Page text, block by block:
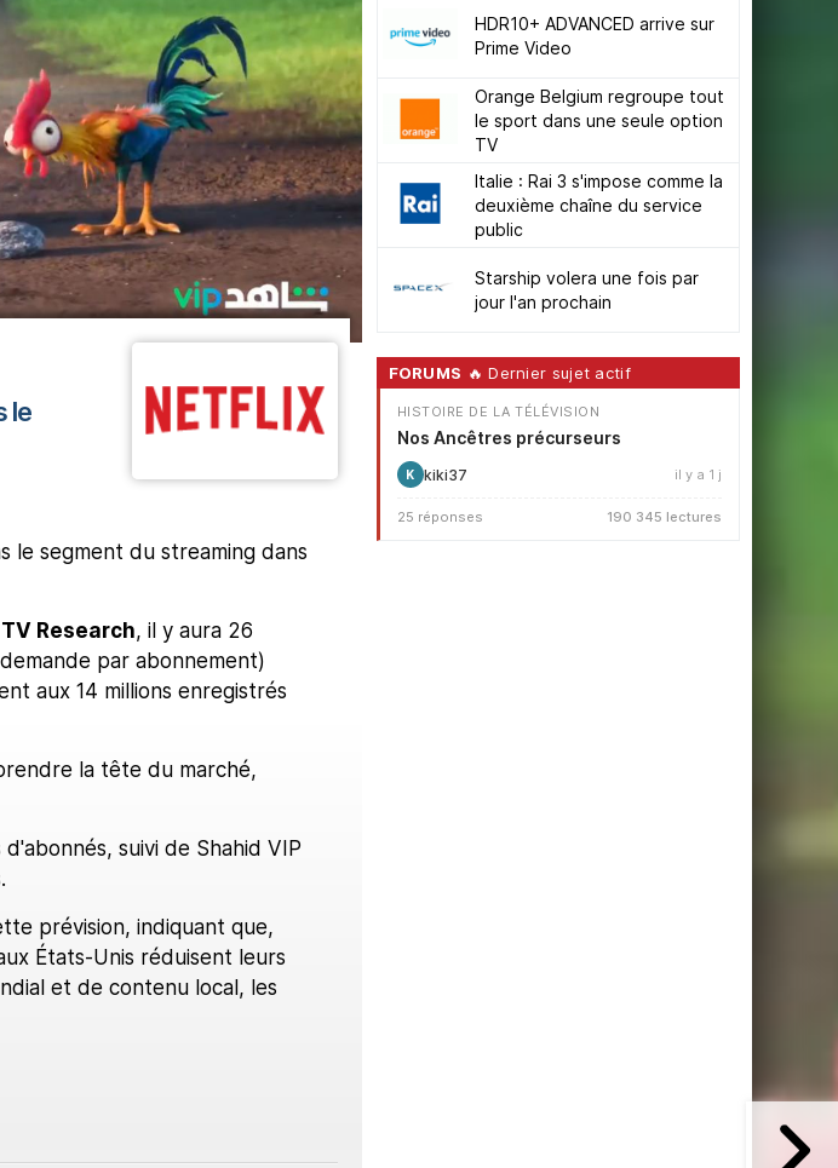
le
le segment du streaming dans
Research, il y aura 26
par abonnement)
aux 14 millions enregistrés
la tête du marché,
suivi de Shahid VIP
prévision, indiquant que,
États-Unis réduisent leurs
et de contenu local, les
HDR10+ ADVANCED arrive sur
Prime Video
Orange Belgium regroupe tout
le sport dans une seule option
TV
Italie : Rai 3 s'impose comme la
deuxième chaîne du service
public
Starship volera une fois par
jour l'an prochain
FORUMS 🔥 Dernier sujet actif
HISTOIRE DE LA TÉLÉVISION
Nos Ancêtres précurseurs
K kiki37 il y a 1 j
25 réponses 190 345 lectures